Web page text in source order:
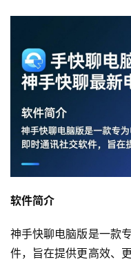
软件简介
神手快聊电脑版是一款
件，旨在提供更高效、